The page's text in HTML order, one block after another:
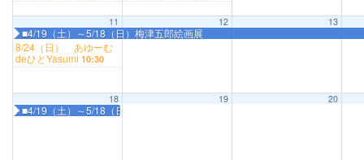
11
8/24（日） あゆーむ
deひとYasumi 10:30
■4/19（土）～5/18（日）梅津五郎絵画展
12 13
18
■4/19（土）～5/18（日）梅津五郎絵画展
19 20